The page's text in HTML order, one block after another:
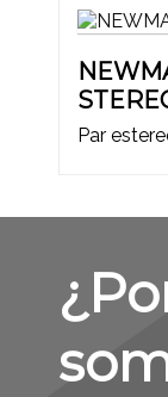
Par